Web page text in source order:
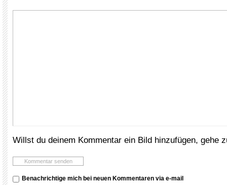
Willst du deinem Kommentar ein Bild hinzufügen, gehe
Benachrichtige mich bei neuen Kommentaren via e-mail